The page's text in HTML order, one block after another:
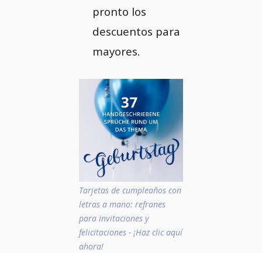
pronto los
descuentos para
mayores.
Tarjetas de cumpleaños con
letras a mano: refranes
para invitaciones y
felicitaciones - ¡Haz clic aquí
ahora!